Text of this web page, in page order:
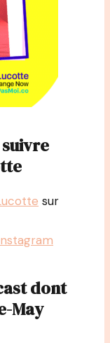
sur
dont
May